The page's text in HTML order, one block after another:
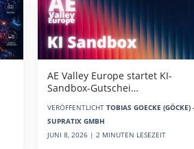
AE Valley Europe startet KI-
Sandbox-Gutschei…
VERÖFFENTLICHT TOBIAS GOECKE (GÖCKE) -
SUPRATIX GMBH
JUNI 8, 2026 | 2 MINUTEN LESEZEIT